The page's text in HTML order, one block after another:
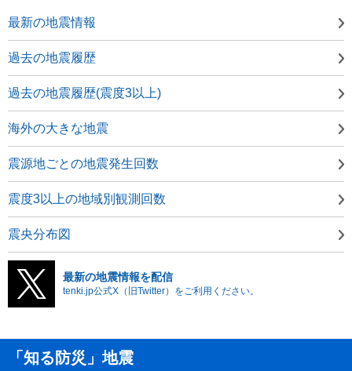
最新の地震情報
過去の地震履歴
過去の地震履歴(震度3以上)
海外の大きな地震
震源地ごとの地震発生回数
震度3以上の地域別観測回数
震央分布図
最新の地震情報を配信
tenki.jp公式X（旧Twitter）をご利用ください。
「知る防災」地震